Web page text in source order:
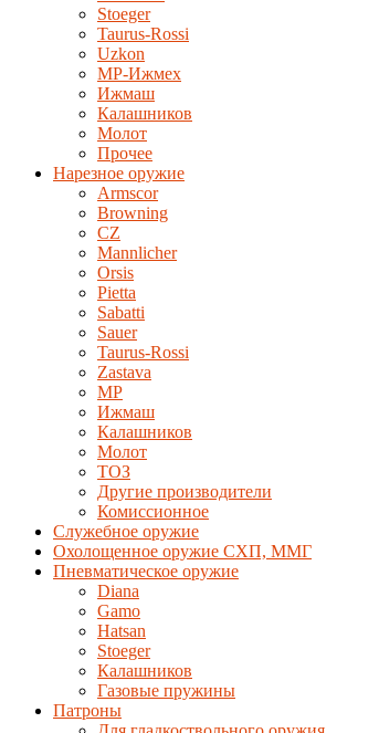
Stoeger
Taurus-Rossi
Uzkon
MP-Ижмех
Ижмаш
Калашников
Молот
Прочее
Нарезное оружие
Armscor
Browning
CZ
Mannlicher
Orsis
Pietta
Sabatti
Sauer
Taurus-Rossi
Zastava
MP
Ижмаш
Калашников
Молот
ТОЗ
Другие производители
Комиссионное
Служебное оружие
Охолощенное оружие СХП, ММГ
Пневматическое оружие
Diana
Gamo
Hatsan
Stoeger
Калашников
Газовые пружины
Патроны